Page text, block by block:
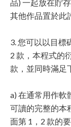
品) 一起放在貯
其他作品置於此
3. 您可以以目標
2 款，本程式的
款，並同時滿足
a) 在通常用作軟
可讀的完整的本
面第 1，2 款的